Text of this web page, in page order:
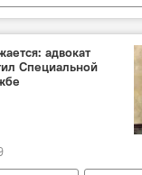
адвокат
Специальной